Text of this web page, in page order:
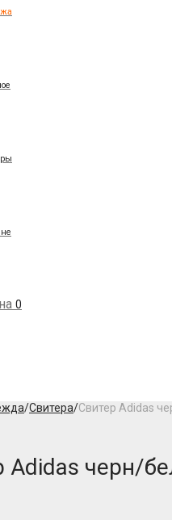
0
/Свитера/Свитер Adidas
Adidas черн/